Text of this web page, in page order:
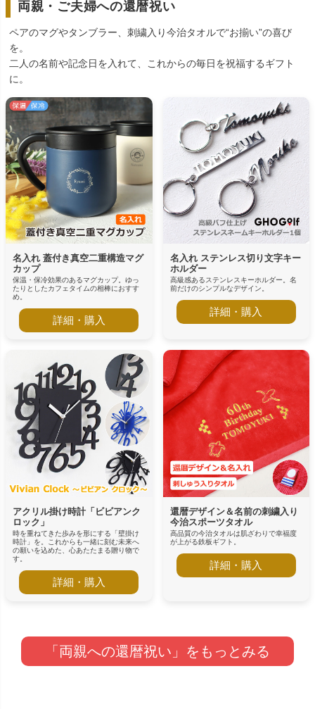
両親・ご夫婦への還暦祝い
ペアのマグやタンブラー、刺繍入り今治タオルで“お揃い”の喜び
を。
二人の名前や記念日を入れて、これからの毎日を祝福するギフト
に。
名入れ 蓋付き真空二重構造マグ
カップ
保温・保冷効果のあるマグカップ。ゆっ
たりとしたカフェタイムの相棒におすす
め。
詳細・購入
名入れ ステンレス切り文字キー
ホルダー
高級感あるステンレスキーホルダー。名
前だけのシンプルなデザイン。
詳細・購入
アクリル掛け時計「ビビアンク
ロック」
時を重ねてきた歩みを形にする「壁掛け
時計」を。これからも一緒に刻む未来へ
の願いを込めた、心あたたまる贈り物で
す。
詳細・購入
還暦デザイン＆名前の刺繍入り
今治スポーツタオル
高品質の今治タオルは肌ざわりで幸福度
が上がる鉄板ギフト。
詳細・購入
「両親への還暦祝い」をもっとみる